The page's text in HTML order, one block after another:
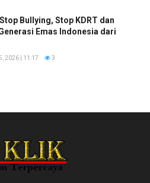
Bullying, Stop KDRT dan
Emas Indonesia dari
2026 | 11:17 3